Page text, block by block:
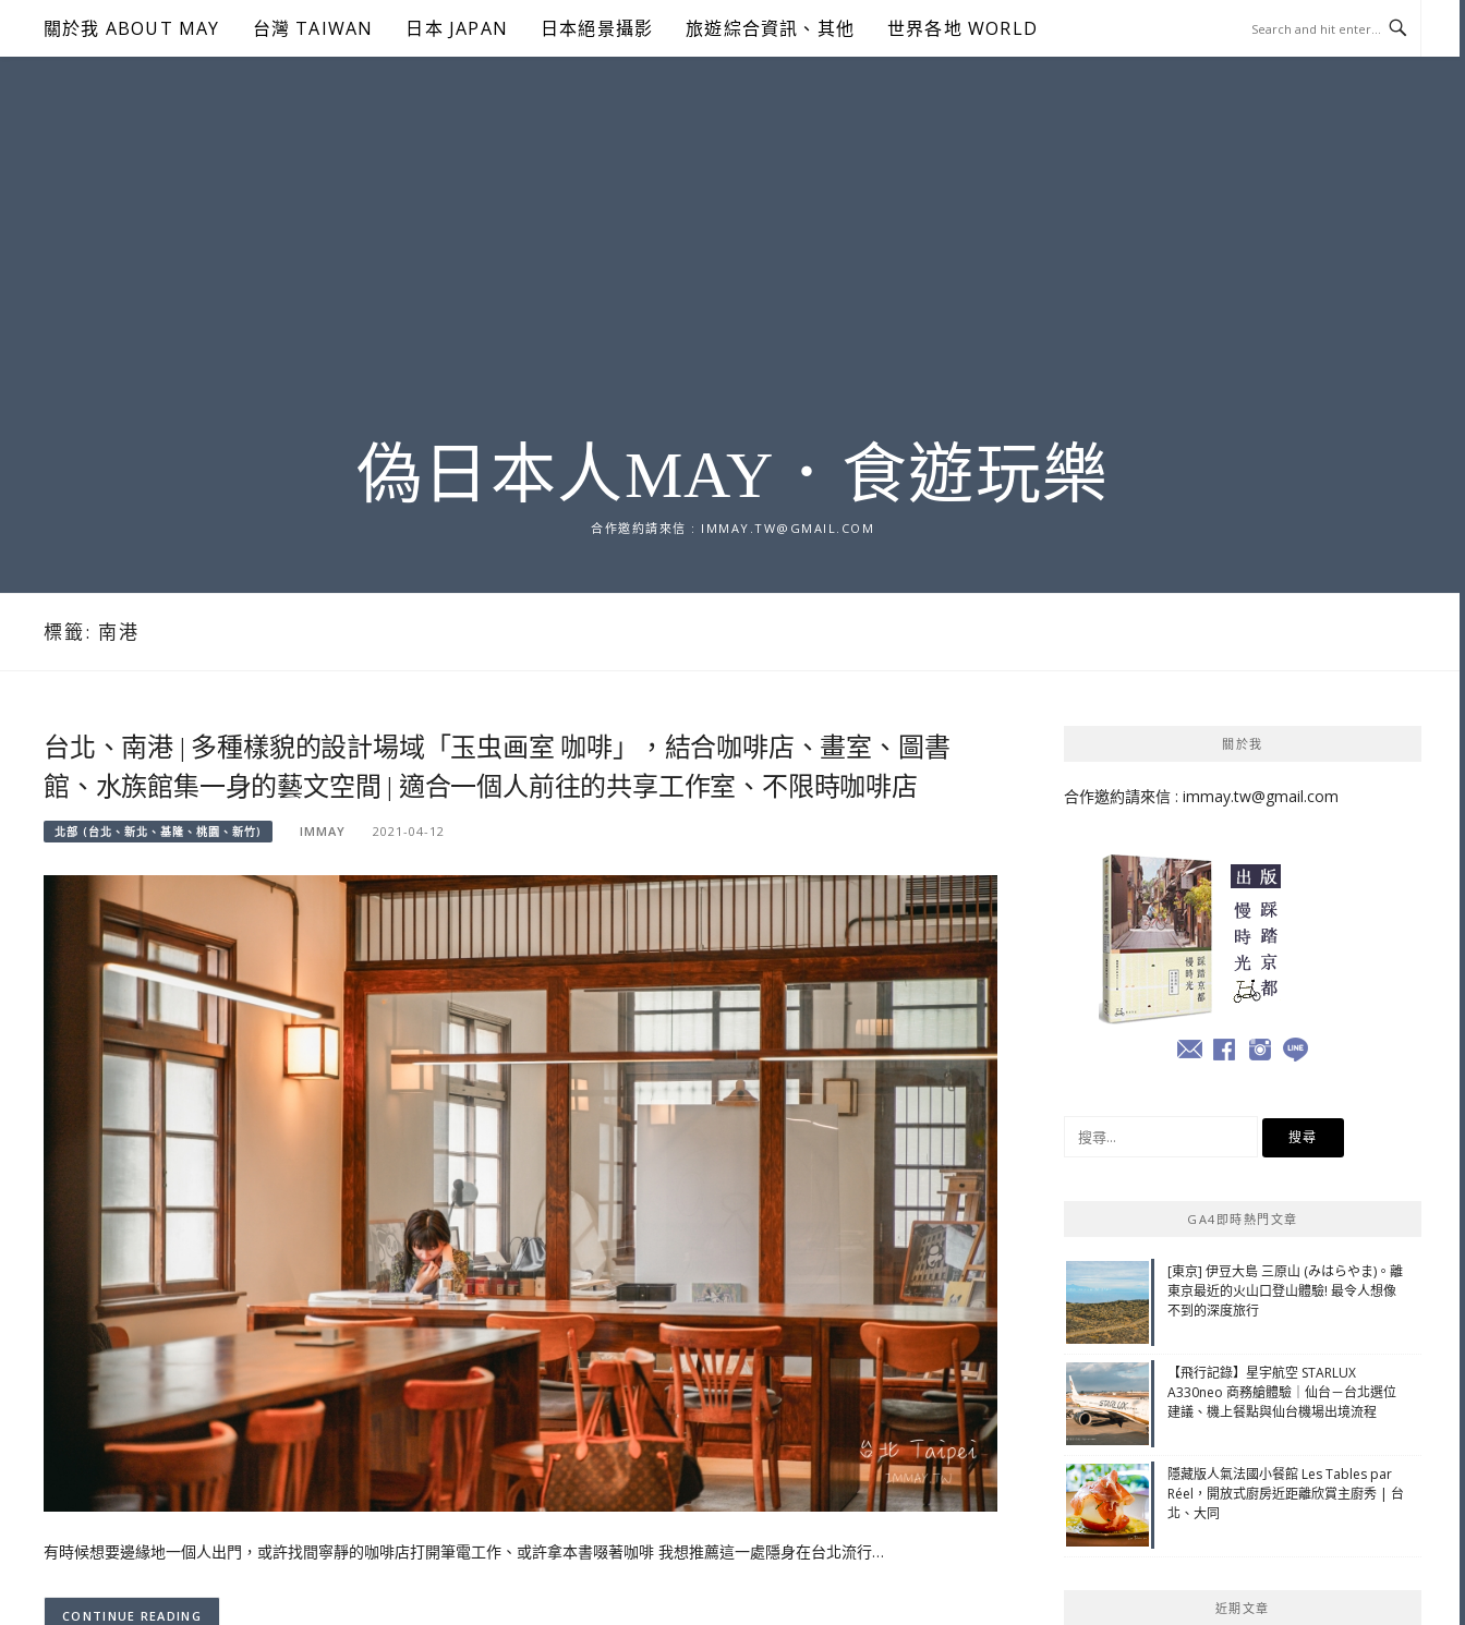
content
關於我 ABOUT MAY 台灣 TAIWAN 日本 JAPAN 日本絕景攝影 旅遊綜合資訊、其他 世界各地 WORLD
偽日本人MAY．食遊玩樂
合作邀約請來信 : IMMAY.TW@GMAIL.COM
標籤: 南港
台北、南港 | 多種樣貌的設計場域「玉虫画室 咖啡」，結合咖啡店、畫室、圖書
館、水族館集一身的藝文空間 | 適合一個人前往的共享工作室、不限時咖啡店
北部 (台北、新北、基隆、桃園、新竹) IMMAY 2021-04-12
有時候想要邊緣地一個人出門，或許找間寧靜的咖啡店打開筆電工作、或許拿本書啜著咖啡 我想推薦這一處隱身在台北流行…
CONTINUE READING
關於我
合作邀約請來信 : immay.tw@gmail.com
GA4即時熱門文章
[東京] 伊豆大島 三原山 (みはらやま)。離
東京最近的火山口登山體驗! 最令人想像
不到的深度旅行
【飛行記錄】星宇航空 STARLUX
A330neo 商務艙體驗｜仙台－台北選位
建議、機上餐點與仙台機場出境流程
隱藏版人氣法國小餐館 Les Tables par
Réel，開放式廚房近距離欣賞主廚秀 | 台
北、大同
近期文章